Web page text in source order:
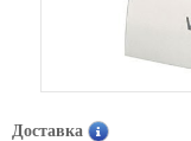
Доставка